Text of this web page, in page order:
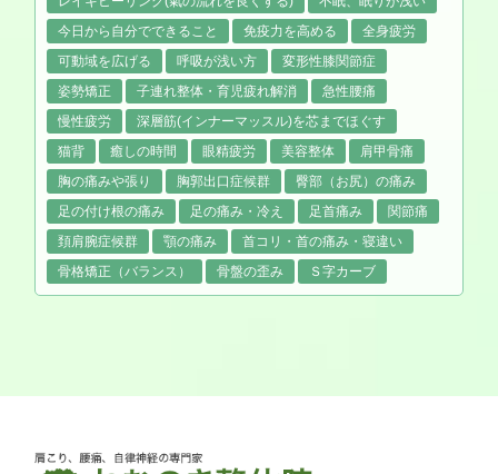
今日から自分でできること
免疫力を高める
全身疲労
可動域を広げる
呼吸が浅い方
変形性膝関節症
姿勢矯正
子連れ整体・育児疲れ解消
急性腰痛
慢性疲労
深層筋(インナーマッスル)を芯までほぐす
猫背
癒しの時間 眼精疲労 美容整体
肩甲骨痛
胸の痛みや張り
胸郭出口症候群
臀部（お尻）の痛み
足の付け根の痛み
足の痛み・冷え 足首痛み
関節痛
頚肩腕症候群
顎の痛み
首コリ・首の痛み・寝違い
骨格矯正（バランス）
骨盤の歪み Ｓ字カーブ